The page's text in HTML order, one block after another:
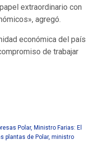
extraordinario con
agregó.
económica del país
de trabajar
Polar, Ministro Farias: El
plantas de Polar, ministro